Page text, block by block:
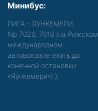
Минибус:
РИГА - ЯУНКЕМЕРИ,
Nр.7020, 7018 (на Рижском
международном
автовокзале ехать до
конечной остановки
«Яункемери») );